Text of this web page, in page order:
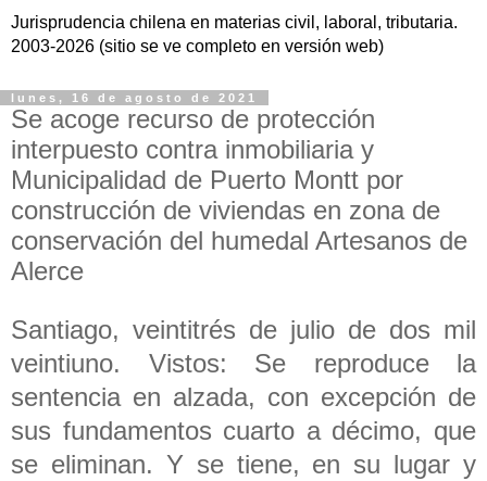
Jurisprudencia chilena en materias civil, laboral, tributaria.
2003-2026 (sitio se ve completo en versión web)
lunes, 16 de agosto de 2021
Se acoge recurso de protección
interpuesto contra inmobiliaria y
Municipalidad de Puerto Montt por
construcción de viviendas en zona de
conservación del humedal Artesanos de
Alerce
Santiago, veintitrés de julio de dos mil
veintiuno. Vistos: Se reproduce la
sentencia en alzada, con excepción de
sus fundamentos cuarto a décimo, que
se eliminan. Y se tiene, en su lugar y